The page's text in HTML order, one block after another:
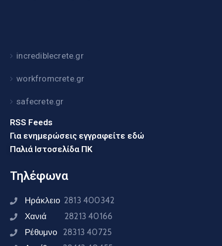
incrediblecrete.gr
workfromcrete.gr
safecrete.gr
RSS Feeds
Για ενημερώσεις εγγραφείτε εδώ
Παλιά Ιστοσελίδα ΠΚ
Τηλέφωνα
Ηράκλειο 2813 400342
Χανιά 28213 40166
Ρέθυμνο 28313 40725